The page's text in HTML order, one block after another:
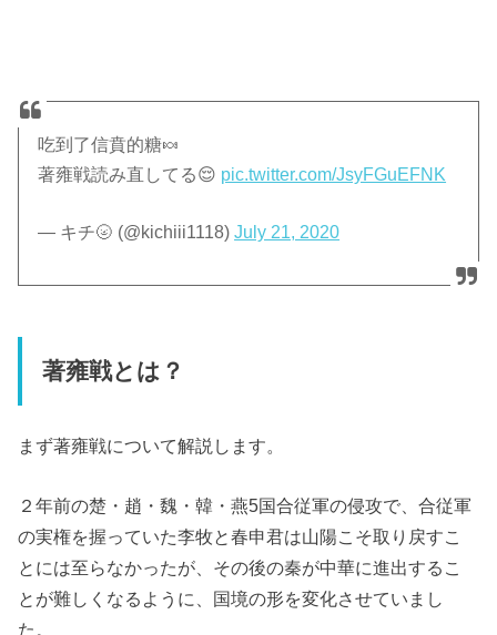
吃到了信賁的糖🍬
著雍戦読み直してる😌 pic.twitter.com/JsyFGuEFNK
— キチ🌝 (@kichiii1118)July 21, 2020
著雍戦とは？
まず著雍戦について解説します。
２年前の楚・趙・魏・韓・燕5国合従軍の侵攻で、合従軍
の実権を握っていた李牧と春申君は山陽こそ取り戻すこ
とには至らなかったが、その後の秦が中華に進出するこ
とが難しくなるように、国境の形を変化させていまし
た。